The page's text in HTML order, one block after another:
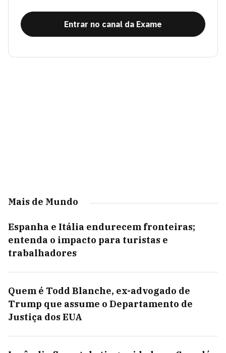
Entrar no canal da Exame
Mais de Mundo
Espanha e Itália endurecem fronteiras;
entenda o impacto para turistas e
trabalhadores
Quem é Todd Blanche, ex-advogado de
Trump que assume o Departamento de
Justiça dos EUA